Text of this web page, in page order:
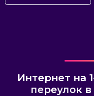
Интернет на
переулок